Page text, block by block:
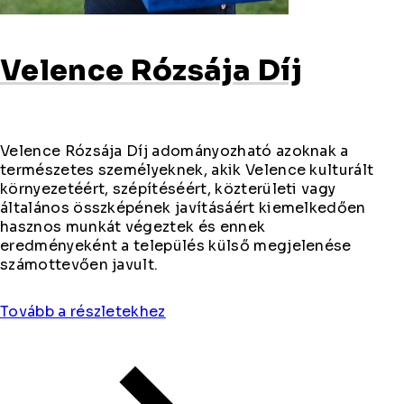
Velence Rózsája Díj
Velence Rózsája Díj adományozható azoknak a
természetes személyeknek, akik Velence kulturált
környezetéért, szépítéséért, közterületi vagy
általános összképének javításáért kiemelkedően
hasznos munkát végeztek és ennek
eredményeként a település külső megjelenése
számottevően javult.
Tovább a részletekhez